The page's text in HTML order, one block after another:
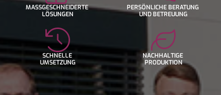
MASSGESCHNEIDERTE
LÖSUNGEN
PERSÖNLICHE BERATUNG
UND BETREUUNG
SCHNELLE
UMSETZUNG
NACHHALTIGE
PRODUKTION